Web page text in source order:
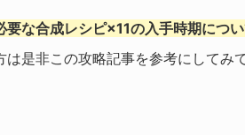
要な合成レシピ×11の入手時期につ
は是非この攻略記事を参考にしてみ